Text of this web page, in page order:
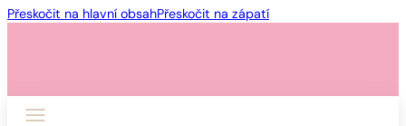
Přeskočit na hlavní obsahPřeskočit na zápatí